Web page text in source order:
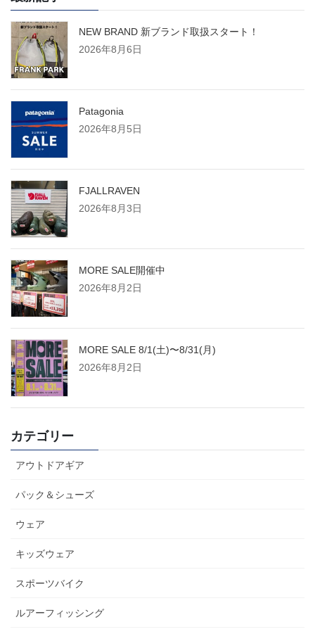
NEW BRAND 新ブランド取扱スタート！
2026年8月6日
Patagonia
2026年8月5日
FJALLRAVEN
2026年8月3日
MORE SALE開催中
2026年8月2日
MORE SALE 8/1(土)〜8/31(月)
2026年8月2日
カテゴリー
アウトドアギア
パック＆シューズ
ウェア
キッズウェア
スポーツバイク
ルアーフィッシング